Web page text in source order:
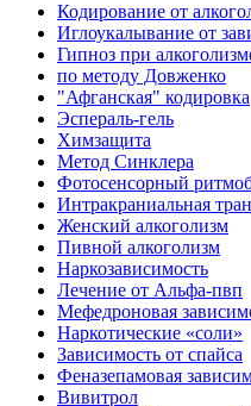
Кодирование от
Иглоукалывание от
Гипноз при
по методу Довженко
"Афганская" кодировка
Эспераль-гель
Химзащита
Метод Синклера
Фотосенсорный
Интракраниальная
Женский алкоголизм
Пивной алкоголизм
Наркозависимость
Лечение от Альфа-пвп
Мефедроновая
Наркотические «соли»
Зависимость от спайса
Феназепамовая
Вивитрол